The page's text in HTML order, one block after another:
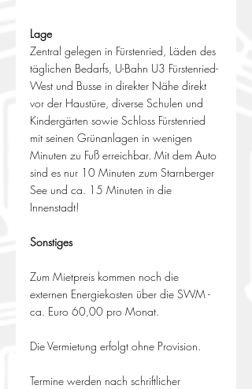
Lage
Zentral gelegen in Fürstenried, Läden des
täglichen Bedarfs, U-Bahn U3 Fürstenried-
West und Busse in direkter Nähe direkt
vor der Haustüre, diverse Schulen und
Kindergärten sowie Schloss Fürstenried
mit seinen Grünanlagen in wenigen
Minuten zu Fuß erreichbar. Mit dem Auto
sind es nur 10 Minuten zum Starnberger
See und ca. 15 Minuten in die
Innenstadt!
Sonstiges
Zum Mietpreis kommen noch die
externen Energiekosten über die SWM -
ca. Euro 60,00 pro Monat.
Die Vermietung erfolgt ohne Provision.
Termine werden nach schriftlicher